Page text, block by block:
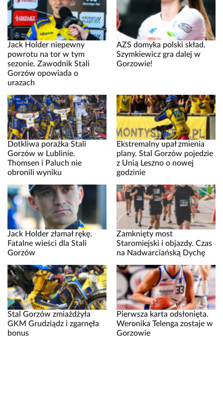
Jack Holder niepewny
powrotu na tor w tym
sezonie. Zawodnik Stali
Gorzów opowiada o
urazach
AZS domyka polski skład.
Szymkiewicz gra dalej w
Gorzowie!
Dotkliwa porażka Stali
Gorzów w Lublinie.
Thomsen i Paluch nie
obronili wyniku
Ekstremalny upał zmienia
plany. Stal Gorzów pojedzie
z Unią Leszno o nowej
godzinie
Jack Holder złamał rękę.
Fatalne wieści dla Stali
Gorzów
Zamknięty most
Staromiejski i objazdy. Czas
na Nadwarciańską Dychę
Stal Gorzów zmiażdżyła
GKM Grudziądz i zgarnęła
bonus
Pierwsza karta odsłonięta.
Weronika Telenga zostaje w
Gorzowie